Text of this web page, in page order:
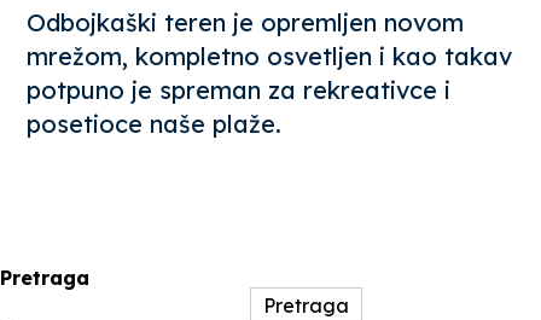
Odbojkaški teren je opremljen novom
mrežom, kompletno osvetljen i kao takav
potpuno je spreman za rekreativce i
posetioce naše plaže.
Pretraga
Pretraga